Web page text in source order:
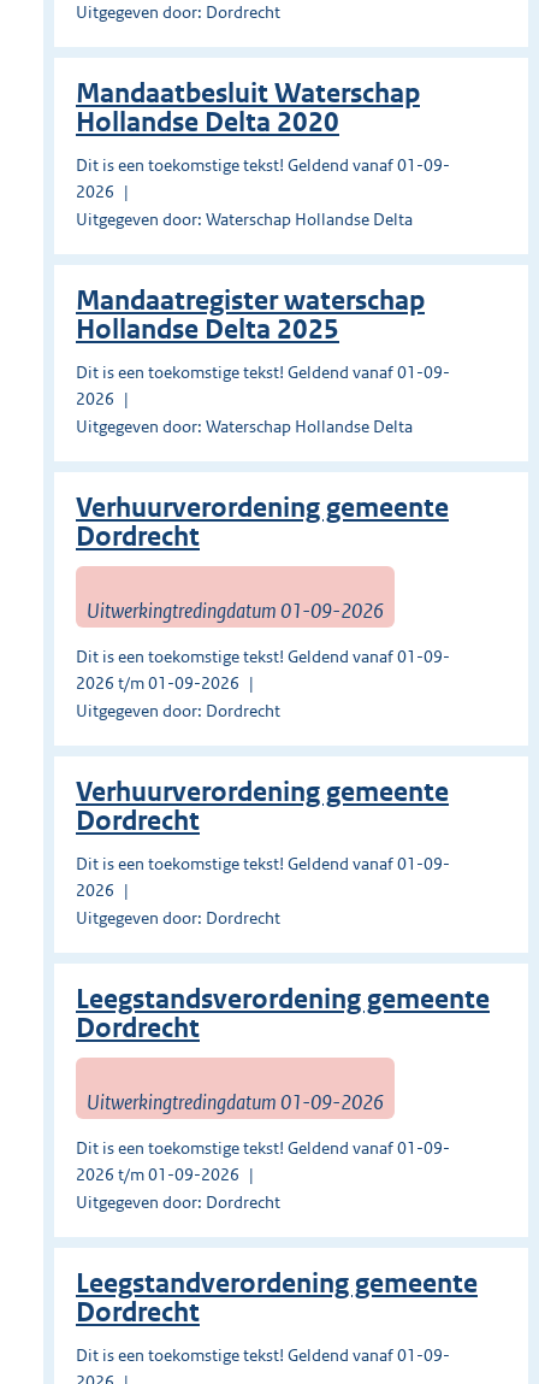
Uitgegeven door: Dordrecht
Mandaatbesluit Waterschap
Hollandse Delta 2020
Dit is een toekomstige tekst! Geldend vanaf 01-09-
2026
Uitgegeven door: Waterschap Hollandse Delta
Mandaatregister waterschap
Hollandse Delta 2025
Dit is een toekomstige tekst! Geldend vanaf 01-09-
2026
Uitgegeven door: Waterschap Hollandse Delta
Verhuurverordening gemeente
Dordrecht
Uitwerkingtredingdatum 01-09-2026
Dit is een toekomstige tekst! Geldend vanaf 01-09-
2026 t/m 01-09-2026
Uitgegeven door: Dordrecht
Verhuurverordening gemeente
Dordrecht
Dit is een toekomstige tekst! Geldend vanaf 01-09-
2026
Uitgegeven door: Dordrecht
Leegstandsverordening gemeente
Dordrecht
Uitwerkingtredingdatum 01-09-2026
Dit is een toekomstige tekst! Geldend vanaf 01-09-
2026 t/m 01-09-2026
Uitgegeven door: Dordrecht
Leegstandverordening gemeente
Dordrecht
Dit is een toekomstige tekst! Geldend vanaf 01-09-